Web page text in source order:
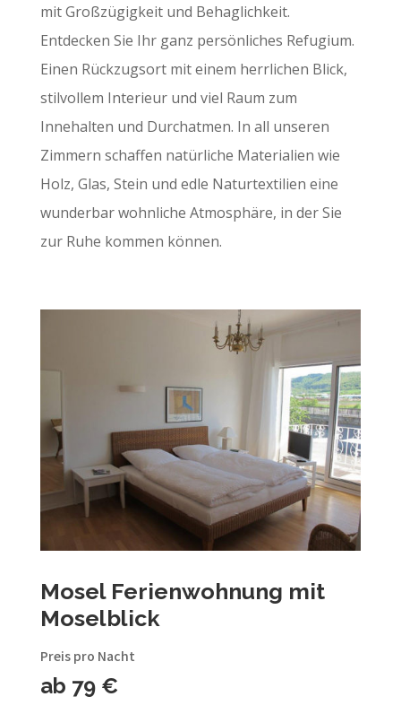
mit Großzügigkeit und Behaglichkeit.
Entdecken Sie Ihr ganz persönliches Refugium.
Einen Rückzugsort mit einem herrlichen Blick,
stilvollem Interieur und viel Raum zum
Innehalten und Durchatmen. In all unseren
Zimmern schaffen natürliche Materialien wie
Holz, Glas, Stein und edle Naturtextilien eine
wunderbar wohnliche Atmosphäre, in der Sie
zur Ruhe kommen können.
Mosel Ferienwohnung mit
Moselblick
Preis pro Nacht
ab 79 €